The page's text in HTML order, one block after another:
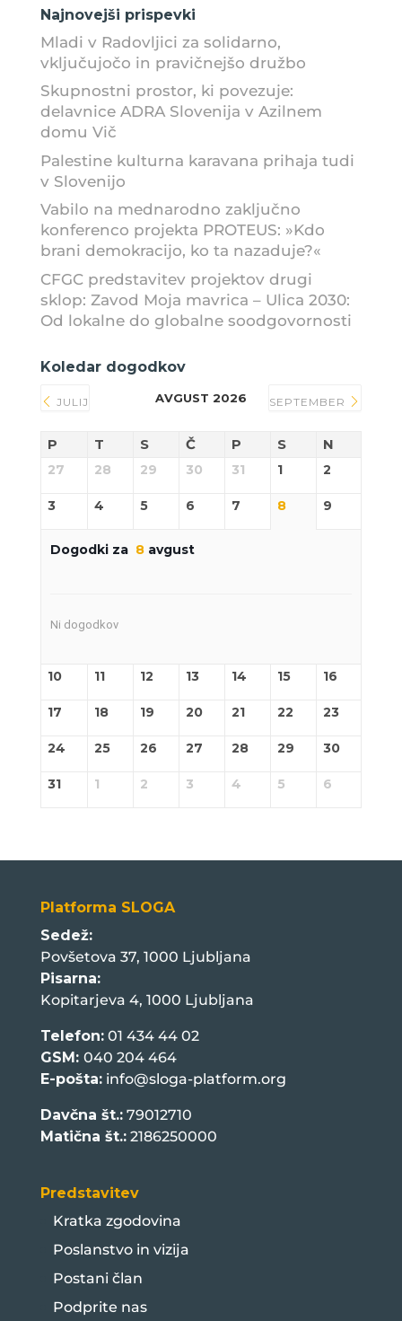
Najnovejši prispevki
Mladi v Radovljici za solidarno,
vključujočo in pravičnejšo družbo
Skupnostni prostor, ki povezuje:
delavnice ADRA Slovenija v Azilnem
domu Vič
Palestine kulturna karavana prihaja tudi
v Slovenijo
Vabilo na mednarodno zaključno
konferenco projekta PROTEUS: »Kdo
brani demokracijo, ko ta nazaduje?«
CFGC predstavitev projektov drugi
sklop: Zavod Moja mavrica – Ulica 2030:
Od lokalne do globalne soodgovornosti
Koledar dogodkov
JULIJ AVGUST 2026 SEPTEMBER
P T S Č P S N
27 28 29 30 31 1 2
3 4 5 6 7 8 9
Dogodki za 8avgust
Ni dogodkov
10 11 12 13 14 15 16
17 18 19 20 21 22 23
24 25 26 27 28 29 30
31 1 2 3 4 5 6
Platforma SLOGA
Sedež:
Povšetova 37, 1000 Ljubljana
Pisarna:
Kopitarjeva 4, 1000 Ljubljana
Telefon:01 434 44 02
GSM: 040 204 464
E-pošta: info@sloga-platform.org
Davčna št.:79012710
Matična št.:2186250000
Predstavitev
Kratka zgodovina
Poslanstvo in vizija
Postani član
Podprite nas